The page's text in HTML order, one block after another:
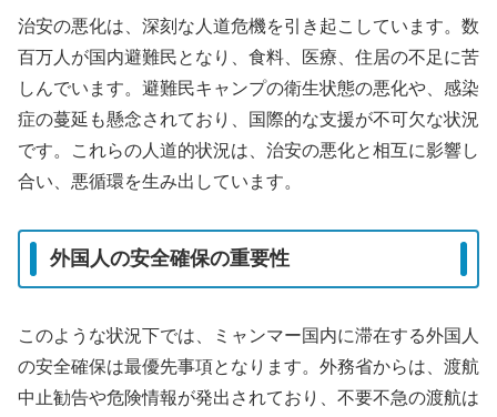
治安の悪化は、深刻な人道危機を引き起こしています。数
百万人が国内避難民となり、食料、医療、住居の不足に苦
しんでいます。避難民キャンプの衛生状態の悪化や、感染
症の蔓延も懸念されており、国際的な支援が不可欠な状況
です。これらの人道的状況は、治安の悪化と相互に影響し
合い、悪循環を生み出しています。
外国人の安全確保の重要性
このような状況下では、ミャンマー国内に滞在する外国人
の安全確保は最優先事項となります。外務省からは、渡航
中止勧告や危険情報が発出されており、不要不急の渡航は